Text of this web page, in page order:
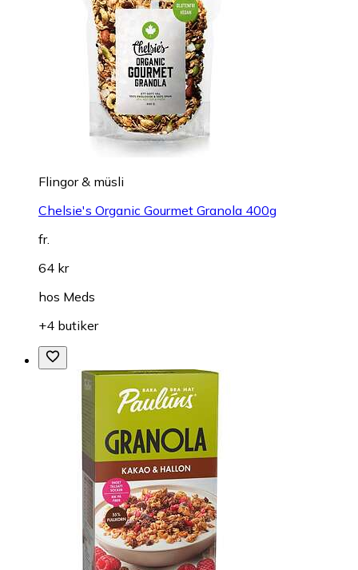
Flingor & müsli
Chelsie's Organic Gourmet Granola 400g
fr.
64 kr
hos Meds
+4 butiker